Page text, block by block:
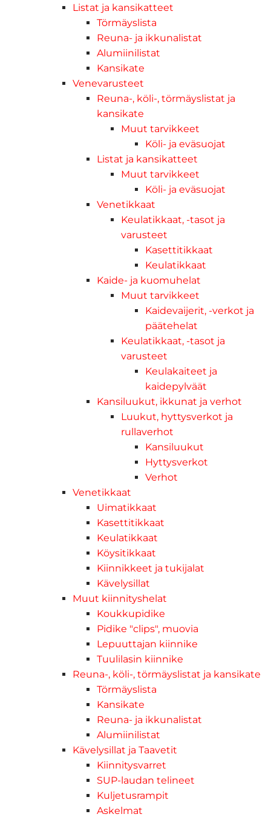
Listat ja kansikatteet
Törmäyslista
Reuna- ja ikkunalistat
Alumiinilistat
Kansikate
Venevarusteet
Reuna-, köli-, törmäyslistat ja
kansikate
Muut tarvikkeet
Köli- ja eväsuojat
Listat ja kansikatteet
Muut tarvikkeet
Köli- ja eväsuojat
Venetikkaat
Keulatikkaat, -tasot ja
varusteet
Kasettitikkaat
Keulatikkaat
Kaide- ja kuomuhelat
Muut tarvikkeet
Kaidevaijerit, -verkot ja
päätehelat
Keulatikkaat, -tasot ja
varusteet
Keulakaiteet ja
kaidepylväät
Kansiluukut, ikkunat ja verhot
Luukut, hyttysverkot ja
rullaverhot
Kansiluukut
Hyttysverkot
Verhot
Venetikkaat
Uimatikkaat
Kasettitikkaat
Keulatikkaat
Köysitikkaat
Kiinnikkeet ja tukijalat
Kävelysillat
Muut kiinnityshelat
Koukkupidike
Pidike "clips", muovia
Lepuuttajan kiinnike
Tuulilasin kiinnike
Reuna-, köli-, törmäyslistat ja kansikate
Törmäyslista
Kansikate
Reuna- ja ikkunalistat
Alumiinilistat
Kävelysillat ja Taavetit
Kiinnitysvarret
SUP-laudan telineet
Kuljetusrampit
Askelmat